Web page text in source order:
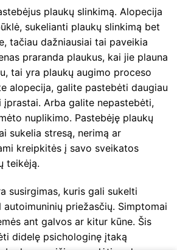
plaukų slinkimą. Alopecija
sukelianti plaukų slinkimą bet
tačiau dažniausiai tai paveikia
praranda plaukus, kai jie plauna
tai yra plaukų augimo proceso
alopecija, galite pastebėti daugiau
įprastai. Arba galite nepastebėti,
nuplikimo. Pastebėję plaukų
sukelia stresą, nerimą ar
kreipkitės į savo sveikatos
teikėją.
susirgimas, kuris gali sukelti
autoimuninių priežasčių. Simptomai
ant galvos ar kitur kūne. Šis
didelę psichologinę įtaką